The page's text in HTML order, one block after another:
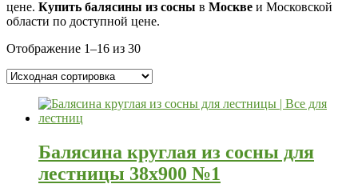
цене. Купить балясины из сосны в Москве и Московской
области по доступной цене.
Отображение 1–16 из 30
Балясина круглая из сосны для
лестницы 38х900 №1